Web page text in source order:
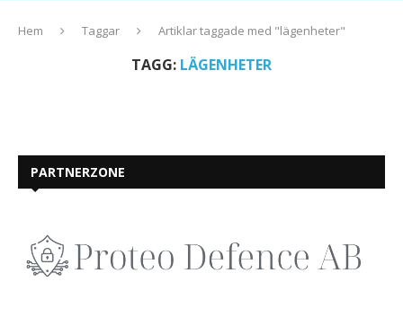
Hem Taggar Artiklar taggade med "lägenheter"
TAGG: LÄGENHETER
PARTNERZONE